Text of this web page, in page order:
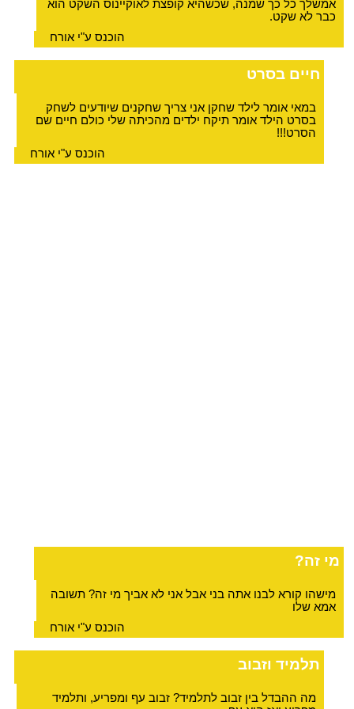
אמשלך כל כך שמנה, שכשהיא קופצת לאוקיינוס השקט הוא
כבר לא שקט.
הוכנס ע"י אורח
חיים בסרט
במאי אומר לילד שחקן אני צריך שחקנים שיודעים לשחק
בסרט הילד אומר תיקח ילדים מהכיתה שלי כולם חיים שם
הסרט!!!
הוכנס ע"י אורח
מי זה?
מישהו קורא לבנו אתה בני אבל אני לא אביך מי זה? תשובה
אמא שלו
הוכנס ע"י אורח
תלמיד וזבוב
מה ההבדל בין זבוב לתלמיד? זבוב עף ומפריע, ותלמיד